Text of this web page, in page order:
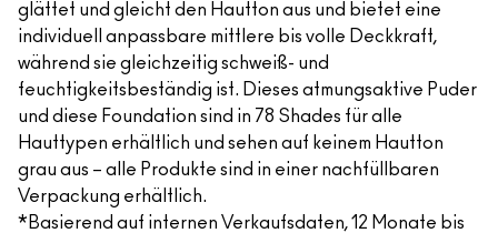
glättet und gleicht den Hautton aus und bietet eine
individuell anpassbare mittlere bis volle Deckkraft,
während sie gleichzeitig schweiß- und
feuchtigkeitsbeständig ist. Dieses atmungsaktive Puder
und diese Foundation sind in 78 Shades für alle
Hauttypen erhältlich und sehen auf keinem Hautton
grau aus – alle Produkte sind in einer nachfüllbaren
Verpackung erhältlich.
*Basierend auf internen Verkaufsdaten, 12 Monate bis